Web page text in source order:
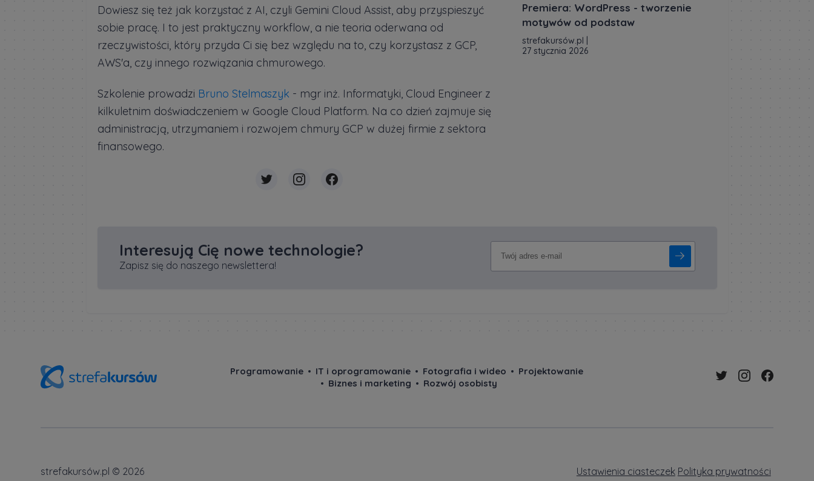
Dowiesz się też jak korzystać z AI, czyli Gemini Cloud Assist, aby przyspieszyć
sobie pracę. I to jest praktyczny workflow, a nie teoria oderwana od
rzeczywistości, który przyda Ci się bez względu na to, czy korzystasz z GCP,
AWS'a, czy innego rozwiązania chmurowego.
Szkolenie prowadzi Bruno Stelmaszyk - mgr inż. Informatyki, Cloud Engineer z
kilkuletnim doświadczeniem w Google Cloud Platform. Na co dzień zajmuje się
administracją, utrzymaniem i rozwojem chmury GCP w dużej firmie z sektora
finansowego.
Premiera: WordPress - tworzenie
motywów od podstaw
strefakursów.pl
27 stycznia 2026
Interesują Cię nowe technologie?
Zapisz się do naszego newslettera!
Programowanie IT i oprogramowanie Fotografia i wideo
Projektowanie
Biznes i marketing
Rozwój osobisty
strefakursów.pl © 2026 Ustawienia ciasteczek Polityka prywatności